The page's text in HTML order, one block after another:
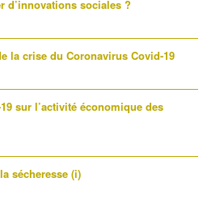
d’innovations sociales ?
la crise du Coronavirus Covid-19
sur l’activité économique des
sécheresse (i)